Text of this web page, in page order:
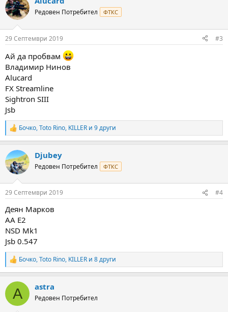
t
i
s
Редовен Потребител ФТКС
29 Септември 2019 #3
Ай да пробвам
Владимир Нинов
Alucard
FX Streamline
Sightron SIII
Jsb
R
e
c
t
i
s
Бочко,Toto Rino, KILLER и 9 други
Djubey
Редовен Потребител ФТКС
29 Септември 2019 #4
Деян Марков
АА E2
NSD Mk1
Jsb 0.547
R
e
c
i
Бочко,Toto Rino, KILLER и 8 други
A astra
Редовен Потребител